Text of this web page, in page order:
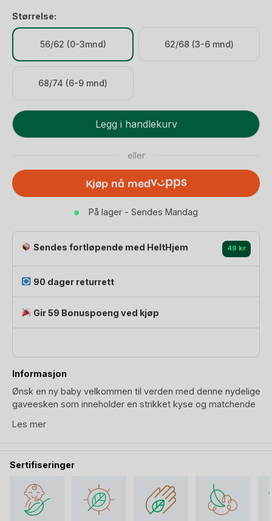
Størrelse:
56/62 (0-3mnd) 62/68 (3-6 mnd)
68/74 (6-9 mnd)
Strikket
Babylue
-
100%
|
Gaveeske
Legg i handlekurv
eller
Kjøp nå med
På lager - Sendes Mandag
Sendes fortløpende med HeltHjem 49 kr
90 dager returrett
Gir 59 Bonuspoeng ved kjøp
Informasjon
Ønsk en ny baby velkommen til verden med denne nydelige
gaveesken som inneholder en strikket kyse og matchende
varme, komfort og estetikk.
Plaggene er laget av myk og pustende 100% GOTS-
sertifisert økologisk bomull som føles ekstra skånsom mot
dagen. Her er det ingen rester av sprøytemidler eller
kjemikalier som kan være skadelige.
Les mer
Sertifiseringer